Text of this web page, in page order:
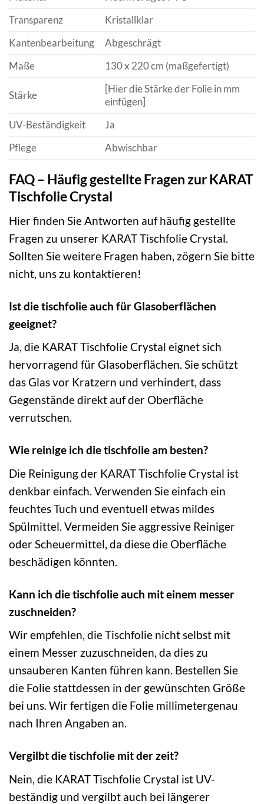
Transparenz
Kristallklar
Kantenbearbeitung
Abgeschrägt
Maße
130 x 220 cm (maßgefertigt)
Stärke
[Hier die Stärke der Folie in mm
einfügen]
UV-Beständigkeit
Ja
Pflege
Abwischbar
FAQ – Häufig gestellte Fragen zur KARAT
Tischfolie Crystal
Hier finden Sie Antworten auf häufig gestellte
Fragen zu unserer KARAT Tischfolie Crystal.
Sollten Sie weitere Fragen haben, zögern Sie bitte
nicht, uns zu kontaktieren!
Ist die tischfolie auch für Glasoberflächen
geeignet?
Ja, die KARAT Tischfolie Crystal eignet sich
hervorragend für Glasoberflächen. Sie schützt
das Glas vor Kratzern und verhindert, dass
Gegenstände direkt auf der Oberfläche
verrutschen.
Wie reinige ich die tischfolie am besten?
Die Reinigung der KARAT Tischfolie Crystal ist
denkbar einfach. Verwenden Sie einfach ein
feuchtes Tuch und eventuell etwas mildes
Spülmittel. Vermeiden Sie aggressive Reiniger
oder Scheuermittel, da diese die Oberfläche
beschädigen könnten.
Kann ich die tischfolie auch mit einem messer
zuschneiden?
Wir empfehlen, die Tischfolie nicht selbst mit
einem Messer zuzuschneiden, da dies zu
unsauberen Kanten führen kann. Bestellen Sie
die Folie stattdessen in der gewünschten Größe
bei uns. Wir fertigen die Folie millimetergenau
nach Ihren Angaben an.
Vergilbt die tischfolie mit der zeit?
Nein, die KARAT Tischfolie Crystal ist UV-
beständig und vergilbt auch bei längerer